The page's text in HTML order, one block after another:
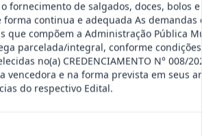
Data:04/08/2026 Ver detalhes
fornecimento de salgados, doces, bolos
continua e adequada As demandas
que compõem a Administração Pública
parcelada/integral, conforme
no(a) CREDENCIAMENTO N° 008/
vencedora e na forma prevista em seus
do respectivo Edital.